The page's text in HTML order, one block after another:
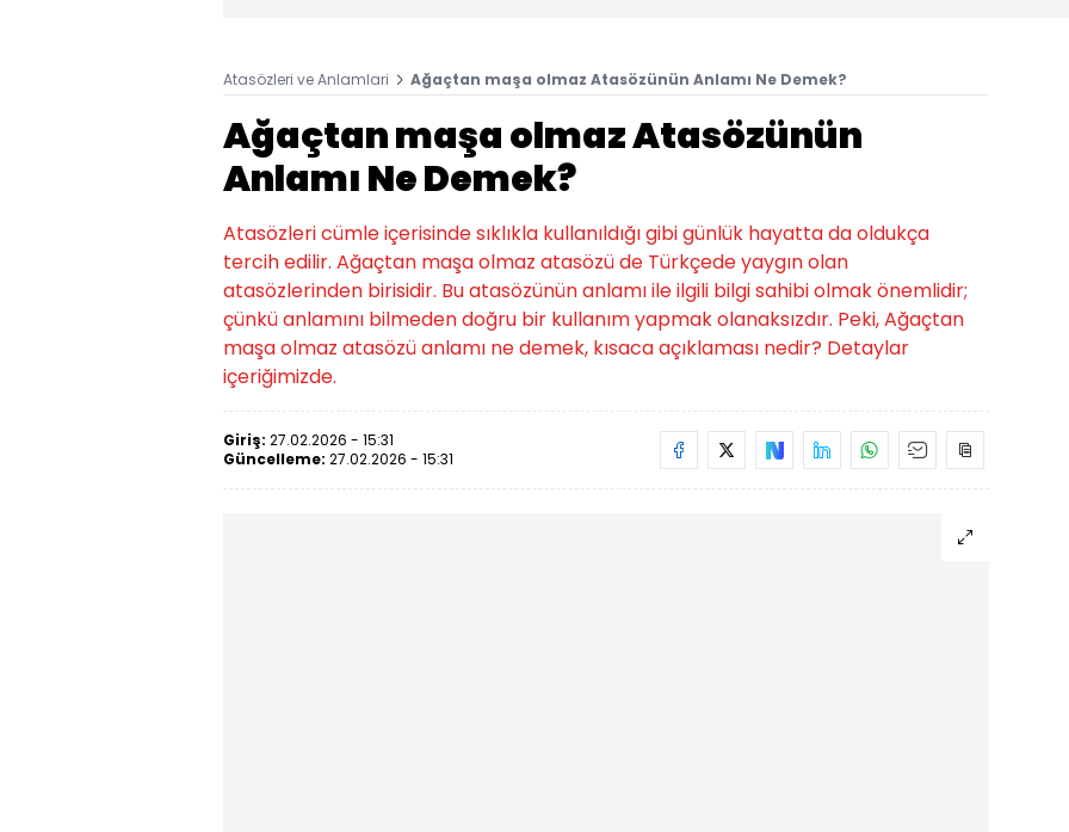
Atasözleri ve Anlamlari Ağaçtan maşa olmaz Atasözünün Anlamı Ne Demek?
Ağaçtan maşa olmaz Atasözünün
Anlamı Ne Demek?
Atasözleri cümle içerisinde sıklıkla kullanıldığı gibi günlük hayatta da oldukça
tercih edilir. Ağaçtan maşa olmaz atasözü de Türkçede yaygın olan
atasözlerinden birisidir. Bu atasözünün anlamı ile ilgili bilgi sahibi olmak önemlidir;
çünkü anlamını bilmeden doğru bir kullanım yapmak olanaksızdır. Peki, Ağaçtan
maşa olmaz atasözü anlamı ne demek, kısaca açıklaması nedir? Detaylar
içeriğimizde.
Giriş: 27.02.2026 - 15:31
Güncelleme: 27.02.2026 - 15:31